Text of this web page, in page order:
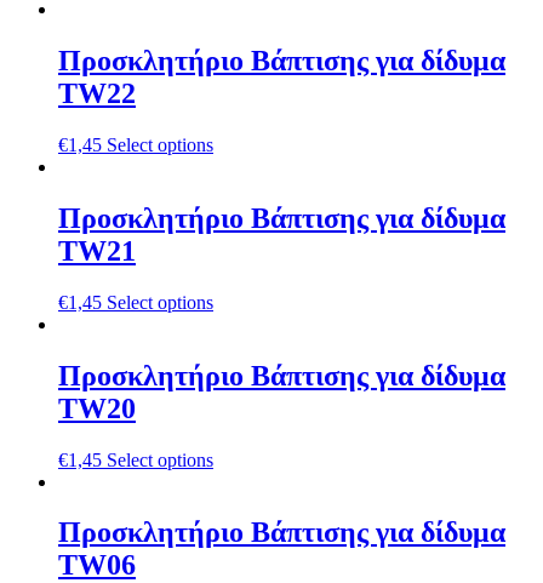
Προσκλητήριο Βάπτισης για δίδυμα
TW22
€1,45 Select options
Προσκλητήριο Βάπτισης για δίδυμα
TW21
€1,45 Select options
Προσκλητήριο Βάπτισης για δίδυμα
TW20
€1,45 Select options
Προσκλητήριο Βάπτισης για δίδυμα
TW06